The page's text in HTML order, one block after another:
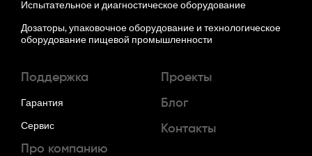
Испытательное и диагностическое оборудование
Дозаторы, упаковочное оборудование и технологическое
оборудование пищевой промышленности
Поддержка
Гарантия
Сервис
Про компанию
Проекты
Блог
Контакты